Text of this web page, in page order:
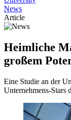
News
Article
Heimliche
großem
Eine Studie an der
Unternehmens-Stars